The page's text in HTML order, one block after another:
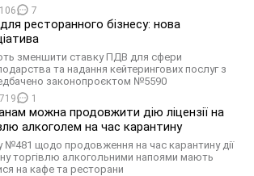
7
ресторанного бізнесу: нова
зменшити ставку ПДВ для сфери
та надання кейтерингових послуг з
законопроєктом №5590
1
можна продовжити дію ліцензії на
алкоголем на час карантину
щодо продовження на час карантину дії
торгівлю алкогольними напоями мають
на кафе та ресторани